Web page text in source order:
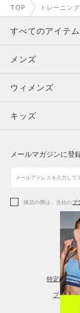
TOP トレーニン
すべてのアイテム
メンズ
ウィメンズ
キッズ
アクセサリー
メンズ
トップス
ボトムス
アクセサリー
ウィメンズ
トップス
シューズ
アクセサリー
レギンス＆タイツ
キッズ
シューズ
メールマガジンに登
購読の際は、当社のプ
特定商取引
プライバ